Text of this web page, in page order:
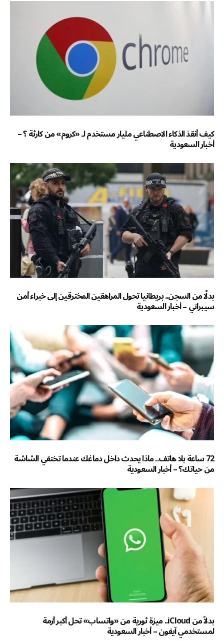
كيف أنقذ الذكاء الاصطناعي مليار مستخدم لـ «كروم» من كارثة ؟ –
أخبار السعودية
بدلًا من السجن.. بريطانيا تحول المراهقين المخترقين إلى خبراء أمن
سيبراني – أخبار السعودية
72 ساعة بلا هاتف.. ماذا يحدث داخل دماغك عندما تختفي الشاشة
من حياتك؟ – أخبار السعودية
بدلاً من iCloud.. ميزة ثورية من «واتساب» تحل أكبر أزمة
لمستخدمي آيفون – أخبار السعودية